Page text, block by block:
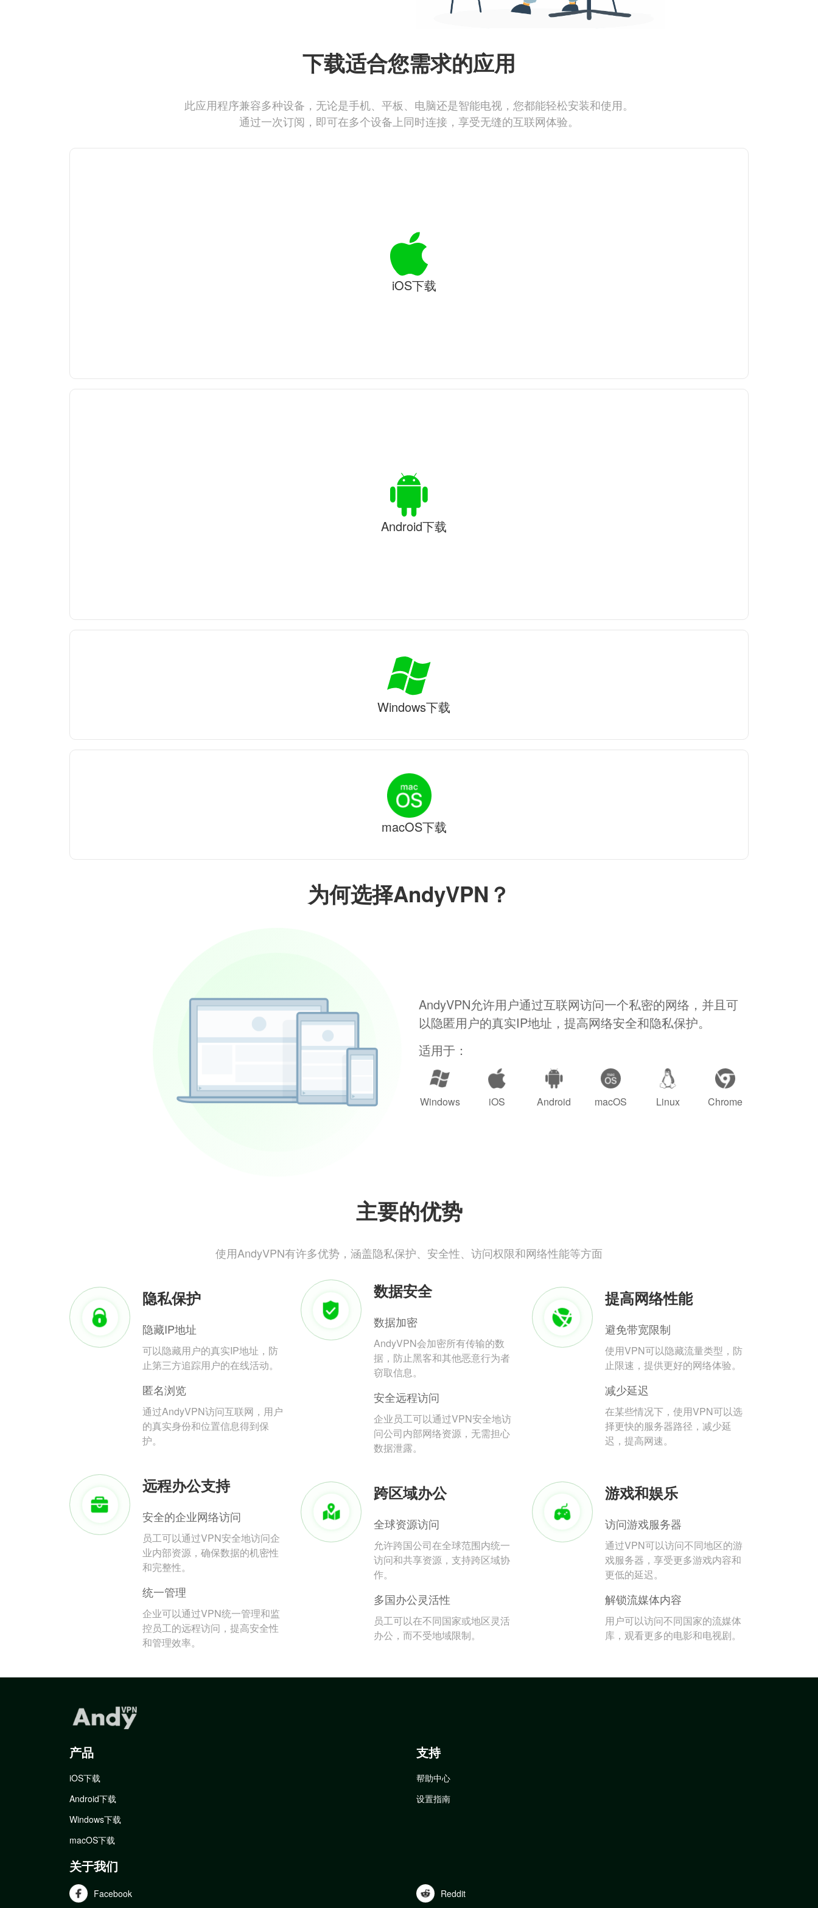
为何选择AndyVPN？
AndyVPN允许用户通过互联网访问一个私密的网络，并且可
以隐匿用户的真实IP地址，提高网络安全和隐私保护。
适用于：
Windows iOS Android macOS Linux Chrome
主要的优势
使用AndyVPN有许多优势，涵盖隐私保护、安全性、访问权限和网络性能等方面
隐私保护
隐藏IP地址
可以隐藏用户的真实IP地址，防
止第三方追踪用户的在线活动。
匿名浏览
通过AndyVPN访问互联网，用户
的真实身份和位置信息得到保
护。
数据安全
数据加密
AndyVPN会加密所有传输的数
据，防止黑客和其他恶意行为者
窃取信息。
安全远程访问
企业员工可以通过VPN安全地访
问公司内部网络资源，无需担心
数据泄露。
提高网络性能
避免带宽限制
使用VPN可以隐藏流量类型，防
止限速，提供更好的网络体验。
减少延迟
在某些情况下，使用VPN可以选
择更快的服务器路径，减少延
迟，提高网速。
远程办公支持
安全的企业网络访问
员工可以通过VPN安全地访问企
业内部资源，确保数据的机密性
和完整性。
统一管理
企业可以通过VPN统一管理和监
控员工的远程访问，提高安全性
和管理效率。
跨区域办公
全球资源访问
允许跨国公司在全球范围内统一
访问和共享资源，支持跨区域协
作。
多国办公灵活性
员工可以在不同国家或地区灵活
办公，而不受地域限制。
游戏和娱乐
访问游戏服务器
通过VPN可以访问不同地区的游
戏服务器，享受更多游戏内容和
更低的延迟。
解锁流媒体内容
用户可以访问不同国家的流媒体
库，观看更多的电影和电视剧。
下载适合您需求的应用
此应用程序兼容多种设备，无论是手机、平板、电脑还是智能电视，您都能轻松安装和使用。
通过一次订阅，即可在多个设备上同时连接，享受无缝的互联网体验。
iOS下载
Android下载
Windows下载
macOS下载
产品
iOS下载
Android下载
Windows下载
macOS下载
支持
帮助中心
设置指南
关于我们
Facebook Reddit